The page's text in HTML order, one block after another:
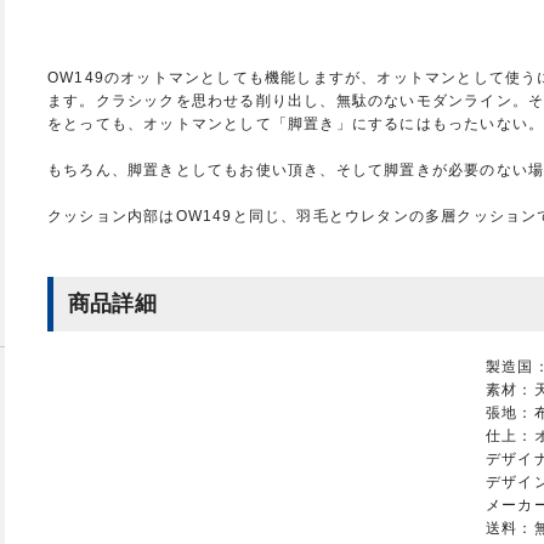
OW149のオットマンとしても機能しますが、オットマンとして使
ます。クラシックを思わせる削り出し、無駄のないモダンライン。
をとっても、オットマンとして「脚置き」にするにはもったいない。
もちろん、脚置きとしてもお使い頂き、そして脚置きが必要のない
クッション内部はOW149と同じ、羽毛とウレタンの多層クッション
商品詳細
製造国
素材：
張地：
仕上：
デザイ
デザイ
メーカ
送料：